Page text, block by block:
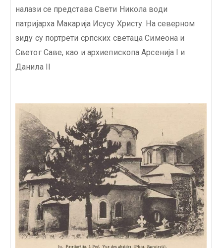
налази се представа Свети Никола води
патријарха Макарија Исусу Христу. На северном
зиду су портрети српских светаца Симеона и
Светог Саве, као и архиепископа Арсенија I и
Данила II